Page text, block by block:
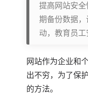
提高网站安
期备份数据
动，教育员
网站作为企业和
出不穷，为了保
的方法。